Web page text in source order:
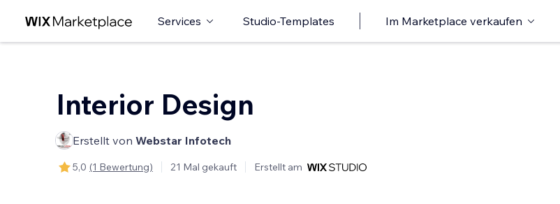
Services Studio-Templates Im Marketplace verkaufen
Interior Design
Erstellt von Webstar Infotech
5,0 (1 Bewertung) 21 Mal gekauft Erstellt am